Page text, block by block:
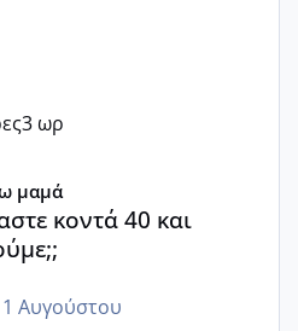
3 ωρ
προσπαθούμε;;
μαμά
κοντά 40 και
1 Αυγούστου